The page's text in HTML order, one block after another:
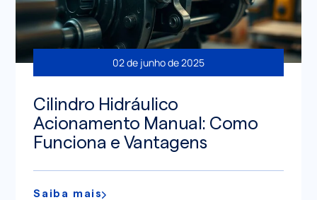
02 de junho de 2025
Cilindro Hidráulico
Acionamento Manual: Como
Funciona e Vantagens
Saiba mais